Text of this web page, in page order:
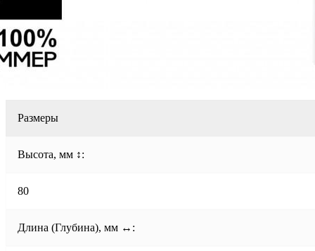
Размеры
Высота, мм ↕:
80
Длина (Глубина), мм ↔: